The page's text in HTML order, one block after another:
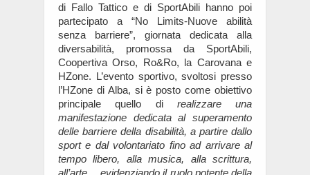
di Fallo Tattico e di SportAbili hanno poi
partecipato a “No Limits-Nuove abilità
senza barriere”, giornata dedicata alla
diversabilità, promossa da SportAbili,
Coopertiva Orso, Ro&Ro, la Carovana e
HZone. L’evento sportivo, svoltosi presso
l’HZone di Alba, si è posto come obiettivo
principale quello di realizzare una
manifestazione dedicata al superamento
delle barriere della disabilità, a partire dallo
sport e dal volontariato fino ad arrivare al
tempo libero, alla musica, alla scrittura,
all’arte… evidenziando il ruolo potente della